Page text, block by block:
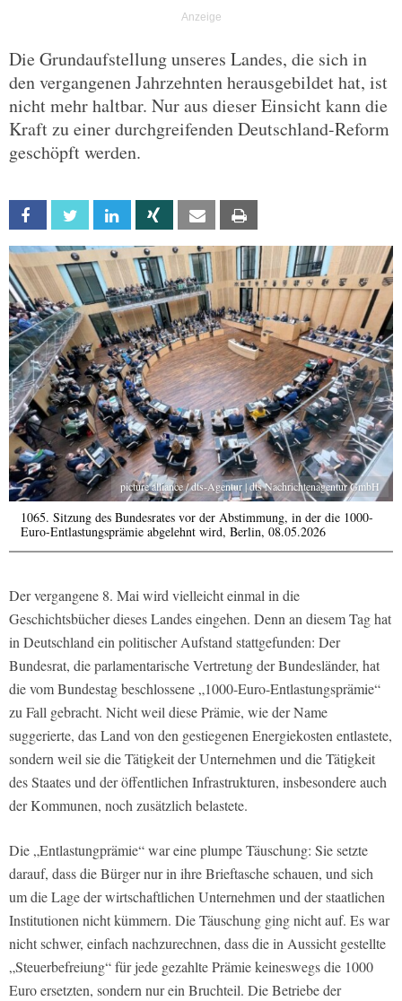
Die Grundaufstellung unseres Landes, die sich in
den vergangenen Jahrzehnten herausgebildet hat, ist
nicht mehr haltbar. Nur aus dieser Einsicht kann die
Kraft zu einer durchgreifenden Deutschland-Reform
geschöpft werden.
Facebook Twitter Linkedin Xing Email
picture alliance / dts-Agentur | dts Nachrichtenagentur GmbH
1065. Sitzung des Bundesrates vor der Abstimmung, in der die 1000-
Euro-Entlastungsprämie abgelehnt wird, Berlin, 08.05.2026
Der vergangene 8. Mai wird vielleicht einmal in die
Geschichtsbücher dieses Landes eingehen. Denn an diesem Tag hat
in Deutschland ein politischer Aufstand stattgefunden: Der
Bundesrat, die parlamentarische Vertretung der Bundesländer, hat
die vom Bundestag beschlossene „1000-Euro-Entlastungsprämie“
zu Fall gebracht. Nicht weil diese Prämie, wie der Name
suggerierte, das Land von den gestiegenen Energiekosten entlastete,
sondern weil sie die Tätigkeit der Unternehmen und die Tätigkeit
des Staates und der öffentlichen Infrastrukturen, insbesondere auch
der Kommunen, noch zusätzlich belastete.
Die „Entlastungprämie“ war eine plumpe Täuschung: Sie setzte
darauf, dass die Bürger nur in ihre Brieftasche schauen, und sich
um die Lage der wirtschaftlichen Unternehmen und der staatlichen
Institutionen nicht kümmern. Die Täuschung ging nicht auf. Es war
nicht schwer, einfach nachzurechnen, dass die in Aussicht gestellte
„Steuerbefreiung“ für jede gezahlte Prämie keineswegs die 1000
Euro ersetzten, sondern nur ein Bruchteil. Die Betriebe der